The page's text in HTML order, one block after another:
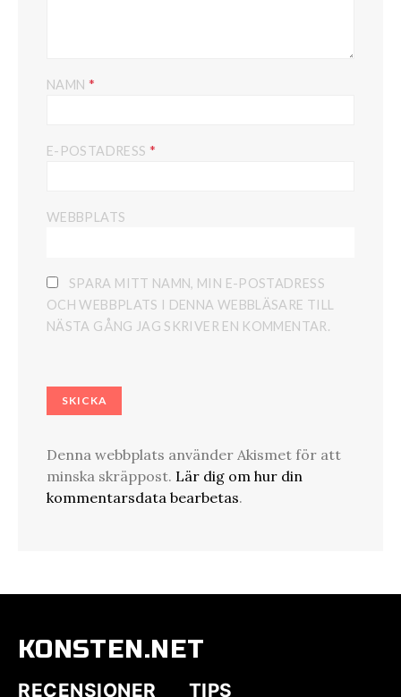
NAMN *
E-POSTADRESS *
WEBBPLATS
SPARA MITT NAMN, MIN E-POSTADRESS
OCH WEBBPLATS I DENNA WEBBLÄSARE TILL
NÄSTA GÅNG JAG SKRIVER EN KOMMENTAR.
Denna webbplats använder Akismet för att
minska skräppost. Lär dig om hur din
kommentarsdata bearbetas.
KONSTEN.NET
RECENSIONER TIPS